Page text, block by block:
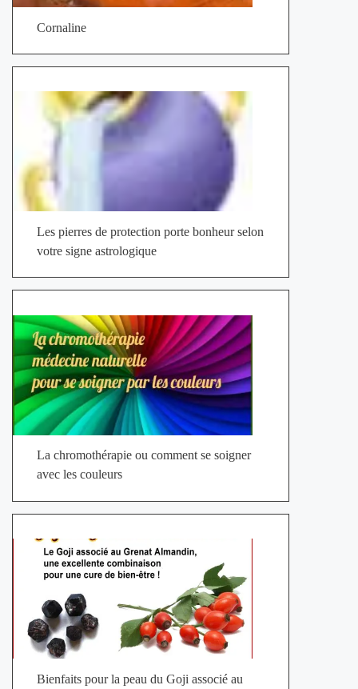
Cornaline
Les pierres de protection porte bonheur selon
votre signe astrologique
La chromothérapie ou comment se soigner
avec les couleurs
Bienfaits pour la peau du Goji associé au